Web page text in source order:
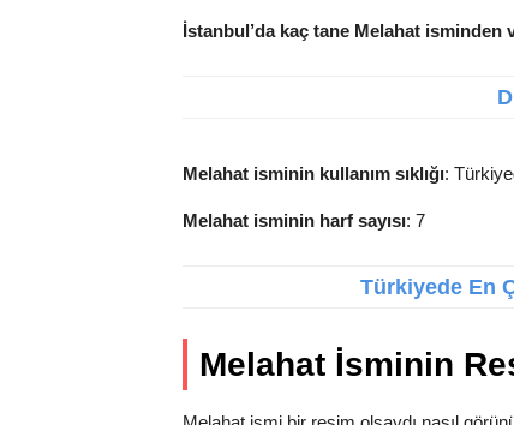
İstanbul’da kaç tane Melahat isminden
Melahat isminin kullanım sıklığı:
Melahat isminin harf sayısı: 7
Türkiyede En
Melahat İsminin